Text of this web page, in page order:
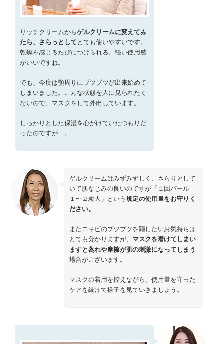
リッチクリームからゲルクリームに変えてみ
たら、さらっとして とても使いやすいです。
乾燥を感じるたびにつけられる、軽い使用感
がいいですね。
でも、今度は顎周りにブツブツが出来始めて
しまいました。こんな状態を人に見られたく
ないので、マスクをして外出しています。
しっかりとした保湿を心がけていたつもりだ
ったのですが…。
ゲルクリームはみずみずしく、さらりとして
いて肌なじみの良いのですが「１回パール
１〜２粒大」という規定の使用量をお守りく
ださい。
またニキビのブツブツを隠したいお気持ちは
とても分かりますが、 マスクを着けてしまい
ますと蒸れや摩擦が肌の刺激になってしまう
場合がございます。
マスクの着用を控えながら、使用量を守った
ケアを続けて様子を見ていきましょう。